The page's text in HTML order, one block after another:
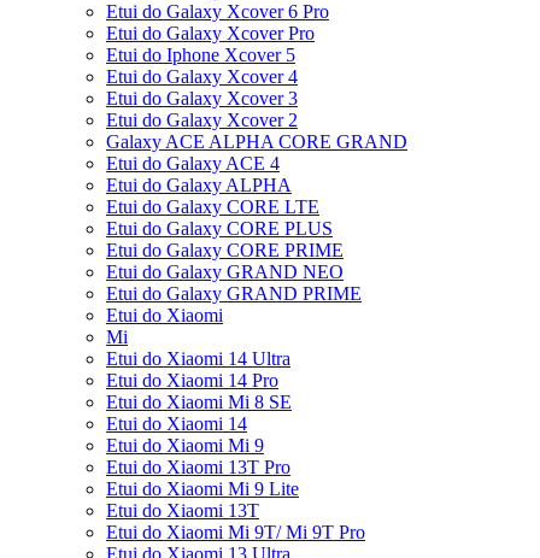
Etui do Galaxy Xcover 6 Pro
Etui do Galaxy Xcover Pro
Etui do Iphone Xcover 5
Etui do Galaxy Xcover 4
Etui do Galaxy Xcover 3
Etui do Galaxy Xcover 2
Galaxy ACE ALPHA CORE GRAND
Etui do Galaxy ACE 4
Etui do Galaxy ALPHA
Etui do Galaxy CORE LTE
Etui do Galaxy CORE PLUS
Etui do Galaxy CORE PRIME
Etui do Galaxy GRAND NEO
Etui do Galaxy GRAND PRIME
Etui do Xiaomi
Mi
Etui do Xiaomi 14 Ultra
Etui do Xiaomi 14 Pro
Etui do Xiaomi Mi 8 SE
Etui do Xiaomi 14
Etui do Xiaomi Mi 9
Etui do Xiaomi 13T Pro
Etui do Xiaomi Mi 9 Lite
Etui do Xiaomi 13T
Etui do Xiaomi Mi 9T/ Mi 9T Pro
Etui do Xiaomi 13 Ultra